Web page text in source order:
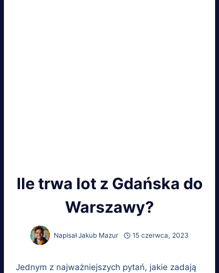
Ile trwa lot z Gdańska do
Warszawy?
NapisałJakub Mazur 15 czerwca, 2023
Jednym z najważniejszych pytań, jakie zadają